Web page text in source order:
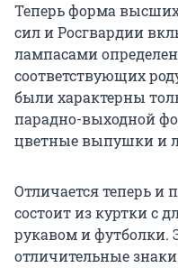
Теперь форма
сил и Росгвардии
лампасами
соответствующих
были характерны
парадно-выходной
цветные выпушки и
Отличается теперь и
состоит из куртки с
рукавом и футболки.
отличительные